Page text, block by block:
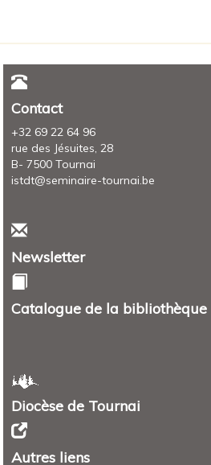
Contact
+32 69 22 64 96
rue des Jésuites, 28
B- 7500 Tournai
istdt@seminaire-tournai.be
Newsletter
Catalogue de la bibliothèque
Diocèse de Tournai
Autres liens